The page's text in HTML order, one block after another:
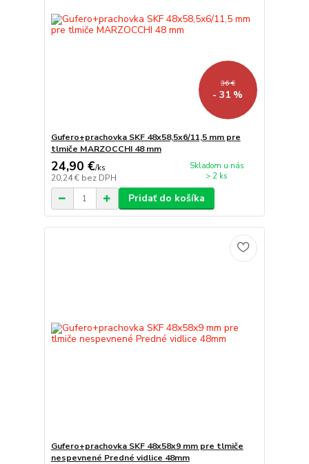
36 €
- 31 %
Gufero+prachovka SKF 48x58,5x6/11,5 mm pre
tlmiče MARZOCCHI 48 mm
24,90 €/ks
20,24 € bez DPH
Skladom u nás
> 2 ks
Pridať do košíka
Gufero+prachovka SKF 48x58x9 mm pre tlmiče
nespevnené Predné vidlice 48mm